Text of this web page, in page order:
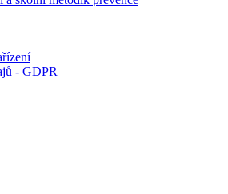
- GDPR